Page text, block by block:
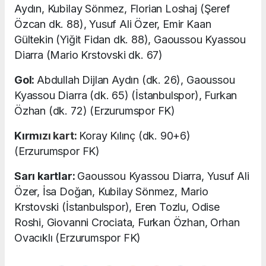
Aydın, Kubilay Sönmez, Florian Loshaj (Şeref
Özcan dk. 88), Yusuf Ali Özer, Emir Kaan
Gültekin (Yiğit Fidan dk. 88), Gaoussou Kyassou
Diarra (Mario Krstovski dk. 67)
Gol: Abdullah Dijlan Aydın (dk. 26), Gaoussou
Kyassou Diarra (dk. 65) (İstanbulspor), Furkan
Özhan (dk. 72) (Erzurumspor FK)
Kırmızı kart: Koray Kılınç (dk. 90+6)
(Erzurumspor FK)
Sarı kartlar: Gaoussou Kyassou Diarra, Yusuf Ali
Özer, İsa Doğan, Kubilay Sönmez, Mario
Krstovski (İstanbulspor), Eren Tozlu, Odise
Roshi, Giovanni Crociata, Furkan Özhan, Orhan
Ovacıklı (Erzurumspor FK)